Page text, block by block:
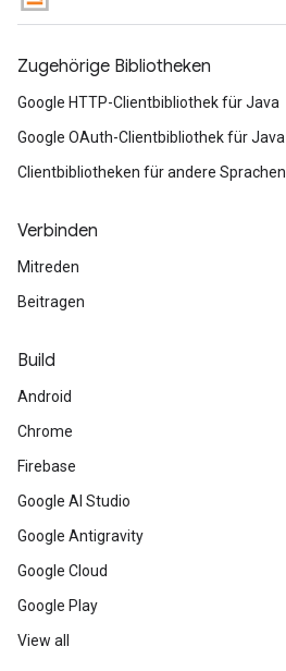
Zugehörige Bibliotheken
Google HTTP-Clientbibliothek für Java
Google OAuth-Clientbibliothek für Java
Clientbibliotheken für andere Sprachen
Verbinden
Mitreden
Beitragen
Build
Android
Chrome
Firebase
Google AI Studio
Google Antigravity
Google Cloud
Google Play
View all